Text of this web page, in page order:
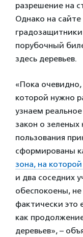
разрешение на
Однако на
порубочный
здесь деревьев.
«Пока очевидно,
которой нужно
узнаем
закон о
пользования
сформированы
зона, на
и два соседних
обеспокоены,
фактически это
как
деревьев», –